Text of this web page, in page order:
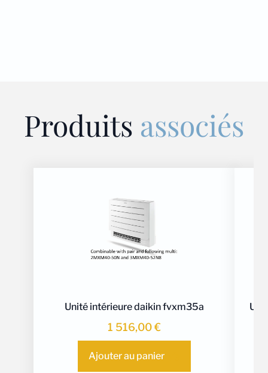
Produits associés
Unité intérieure daikin fvxm35a
1 516,00€
Ajouter au panier